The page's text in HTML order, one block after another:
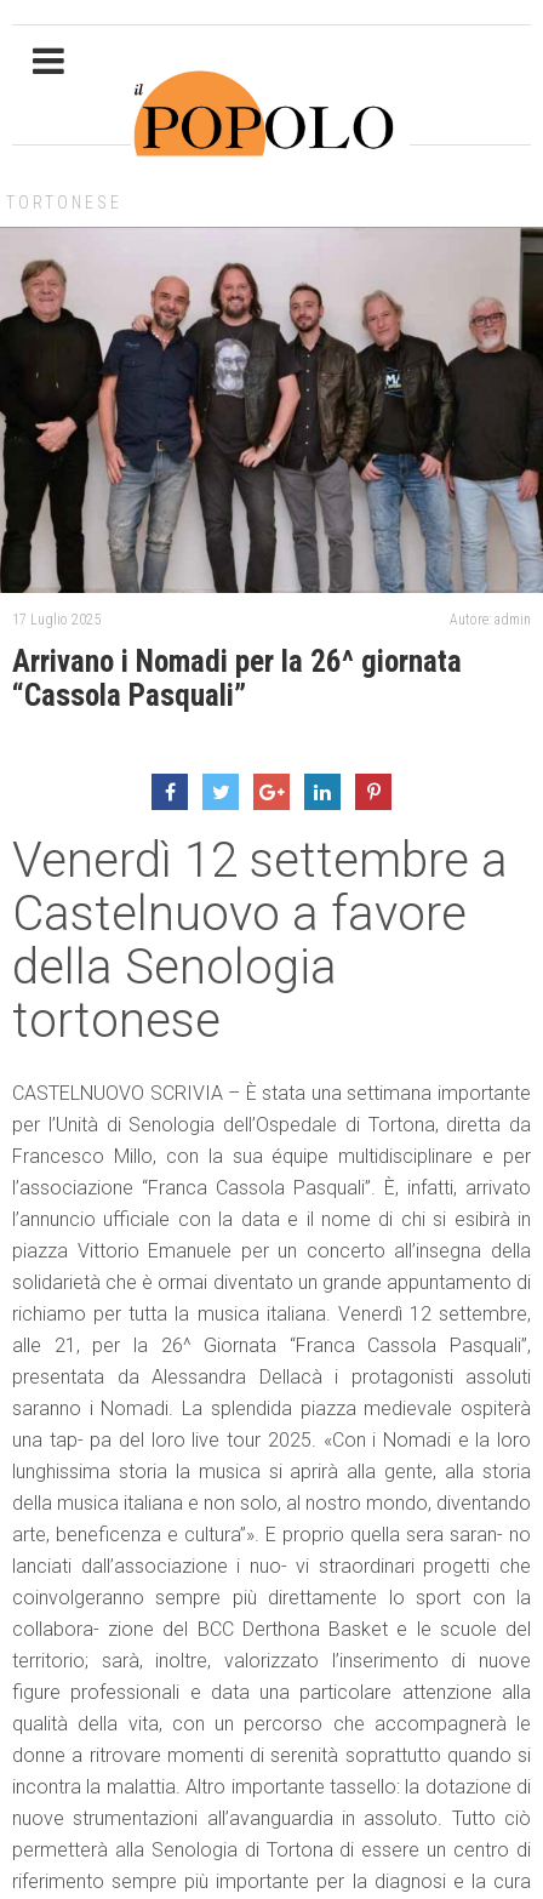
TORTONESE
17 Luglio 2025 Autore: admin
Arrivano i Nomadi per la 26^ giornata
“Cassola Pasquali”
Venerdì 12 settembre a
Castelnuovo a favore
della Senologia
tortonese
CASTELNUOVO SCRIVIA – È stata una settimana importante
per l’Unità di Senologia dell’Ospedale di Tortona, diretta da
Francesco Millo, con la sua équipe multidisciplinare e per
l’associazione “Franca Cassola Pasquali”. È, infatti, arrivato
l’annuncio ufficiale con la data e il nome di chi si esibirà in
piazza Vittorio Emanuele per un concerto all’insegna della
solidarietà che è ormai diventato un grande appuntamento di
richiamo per tutta la musica italiana. Venerdì 12 settembre,
alle 21, per la 26^ Giornata “Franca Cassola Pasquali”,
presentata da Alessandra Dellacà i protagonisti assoluti
saranno i Nomadi. La splendida piazza medievale ospiterà
una tap- pa del loro live tour 2025. «Con i Nomadi e la loro
lunghissima storia la musica si aprirà alla gente, alla storia
della musica italiana e non solo, al nostro mondo, diventando
arte, beneficenza e cultura”». E proprio quella sera saran- no
lanciati dall’associazione i nuo- vi straordinari progetti che
coinvolgeranno sempre più direttamente lo sport con la
collabora- zione del BCC Derthona Basket e le scuole del
territorio; sarà, inoltre, valorizzato l’inserimento di nuove
figure professionali e data una particolare attenzione alla
qualità della vita, con un percorso che accompagnerà le
donne a ritrovare momenti di serenità soprattutto quando si
incontra la malattia. Altro importante tassello: la dotazione di
nuove strumentazioni all’avanguardia in assoluto. Tutto ciò
permetterà alla Senologia di Tortona di essere un centro di
riferimento sempre più importante per la diagnosi e la cura